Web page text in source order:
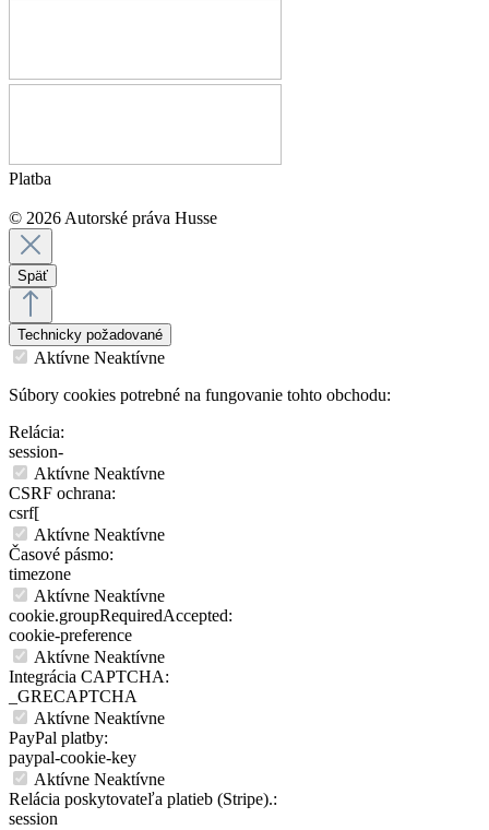
Platba
© 2026 Autorské práva Husse
Späť
Technicky požadované
Aktívne Neaktívne
Súbory cookies potrebné na fungovanie tohto obchodu:
Relácia:
session-
Aktívne Neaktívne
CSRF ochrana:
csrf[
Aktívne Neaktívne
Časové pásmo:
timezone
Aktívne Neaktívne
cookie.groupRequiredAccepted:
cookie-preference
Aktívne Neaktívne
Integrácia CAPTCHA:
_GRECAPTCHA
Aktívne Neaktívne
PayPal platby:
paypal-cookie-key
Aktívne Neaktívne
Relácia poskytovateľa platieb (Stripe).:
session